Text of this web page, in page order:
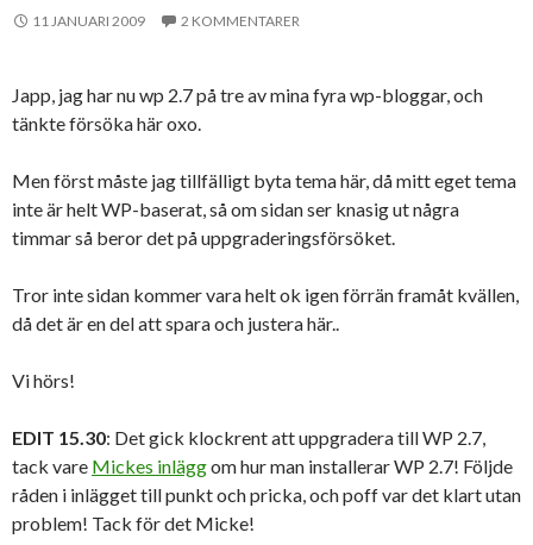
11 JANUARI 2009 2 KOMMENTARER
Japp, jag har nu wp 2.7 på tre av mina fyra wp-bloggar, och
tänkte försöka här oxo.
Men först måste jag tillfälligt byta tema här, då mitt eget tema
inte är helt WP-baserat, så om sidan ser knasig ut några
timmar så beror det på uppgraderingsförsöket.
Tror inte sidan kommer vara helt ok igen förrän framåt kvällen,
då det är en del att spara och justera här..
Vi hörs!
EDIT 15.30: Det gick klockrent att uppgradera till WP 2.7,
tack vare Mickes inläggom hur man installerar WP 2.7! Följde
råden i inlägget till punkt och pricka, och poff var det klart utan
problem! Tack för det Micke!